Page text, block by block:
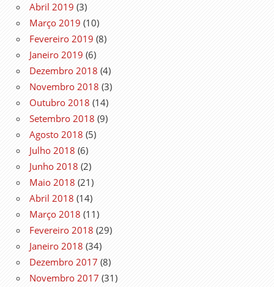
Abril 2019 (3)
Março 2019 (10)
Fevereiro 2019 (8)
Janeiro 2019 (6)
Dezembro 2018 (4)
Novembro 2018 (3)
Outubro 2018 (14)
Setembro 2018 (9)
Agosto 2018 (5)
Julho 2018 (6)
Junho 2018 (2)
Maio 2018 (21)
Abril 2018 (14)
Março 2018 (11)
Fevereiro 2018 (29)
Janeiro 2018 (34)
Dezembro 2017 (8)
Novembro 2017 (31)